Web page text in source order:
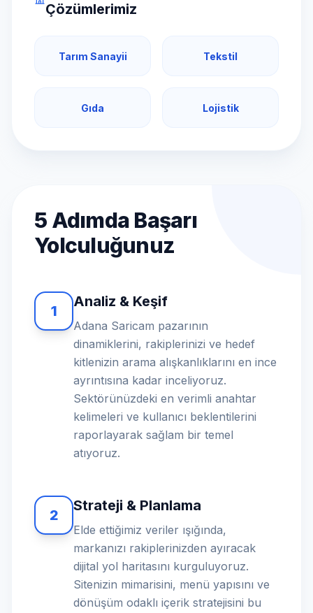
Çözümlerimiz
Tarım Sanayii Tekstil
Gıda Lojistik
5 Adımda Başarı
Yolculuğunuz
1
Analiz & Keşif
Adana Saricam pazarının
dinamiklerini, rakiplerinizi ve hedef
kitlenizin arama alışkanlıklarını en ince
ayrıntısına kadar inceliyoruz.
Sektörünüzdeki en verimli anahtar
kelimeleri ve kullanıcı beklentilerini
raporlayarak sağlam bir temel
atıyoruz.
2
Strateji & Planlama
Elde ettiğimiz veriler ışığında,
markanızı rakiplerinizden ayıracak
dijital yol haritasını kurguluyoruz.
Sitenizin mimarisini, menü yapısını ve
dönüşüm odaklı içerik stratejisini bu